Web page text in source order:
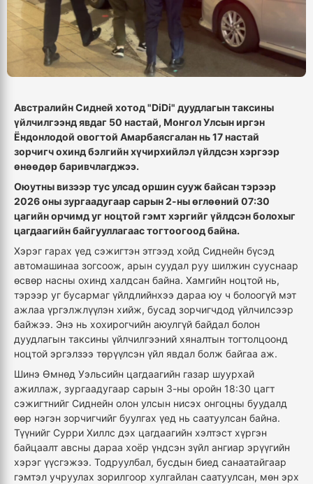
Австралийн Сидней хотод "DiDi" дуудлагын таксины
үйлчилгээнд явдаг 50 настай, Монгол Улсын иргэн
Ёндонлодой овогтой Амарбаясгалан нь 17 настай
зорчигч охинд бэлгийн хүчирхийлэл үйлдсэн хэргээр
өнөөдөр баривчлагджээ.
Оюутны визээр тус улсад оршин сууж байсан тэрээр
2026 оны зургаадугаар сарын 2-ны өглөөний 07:30
цагийн орчимд уг ноцтой гэмт хэргийг үйлдсэн болохыг
цагдаагийн байгууллагаас тогтоогоод байна.
Хэрэг гарах үед сэжигтэн этгээд хойд Сиднейн бүсэд
автомашинаа зогсоож, арын суудал руу шилжин сууснаар
өсвөр насны охинд халдсан байна. Хамгийн ноцтой нь,
тэрээр уг бусармаг үйлдлийнхээ дараа юу ч болоогүй мэт
ажлаа үргэлжлүүлэн хийж, бусад зорчигчдод үйлчилсээр
байжээ. Энэ нь хохирогчийн аюулгүй байдал болон
дуудлагын таксины үйлчилгээний хяналтын тогтолцоонд
ноцтой эргэлзээ төрүүлсэн үйл явдал болж байгаа аж.
Шинэ Өмнөд Уэльсийн цагдаагийн газар шуурхай
ажиллаж, зургаадугаар сарын 3-ны оройн 18:30 цагт
сэжигтнийг Сиднейн олон улсын нисэх онгоцны буудалд
өөр нэгэн зорчигчийг буулгах үед нь саатуулсан байна.
Түүнийг Сурри Хиллс дэх цагдаагийн хэлтэст хүргэн
байцаалт авсны дараа хоёр үндсэн зүйл ангиар эрүүгийн
хэрэг үүсгэжээ. Тодруулбал, бусдын биед санаатайгаар
гэмтэл учруулах зорилгоор хулгайлан саатуулсан, мөн эрх